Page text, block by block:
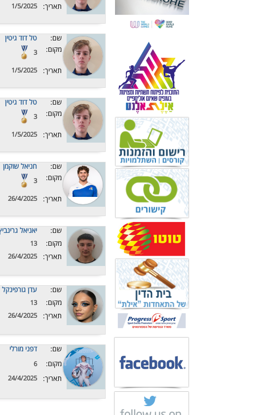
תאריך: 1/5/2025
שם: טל דוד גיטין
מקום: 3
תאריך: 1/5/2025
שם: טל דוד גיטין
מקום: 3
תאריך: 1/5/2025
שם: חניאל שוקמן
מקום: 3
תאריך: 26/4/2025
שם: יאניאל
מקום: 13
תאריך: 26/4/2025
שם: עדן גורפינקל
מקום: 13
תאריך: 26/4/2025
שם: דפני מורלי
מקום: 6
תאריך: 24/4/2025